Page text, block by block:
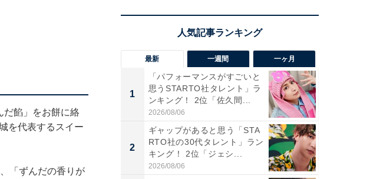
だ餡」をお餅に絡
を代表するスイー
「ずんだの香りが
最新 一週間 一ヶ月
1
「パフォーマンスがすごいと
思うSTARTO社タレント」ラ
ンキング！ 2位「佐久間...
2026/08/06
2
ギャップがあると思う「STA
RTO社の30代タレント」ラン
キング！ 2位「ジェシ...
2026/08/06